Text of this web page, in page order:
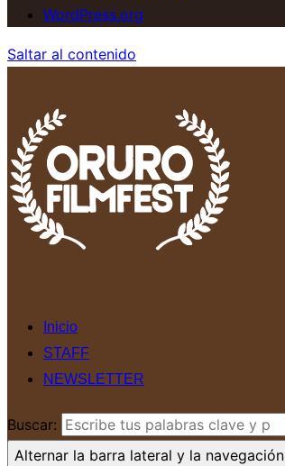
WordPress.org
Saltar al contenido
Inicio
STAFF
NEWSLETTER
Buscar:
Alternar la barra lateral y la navegación